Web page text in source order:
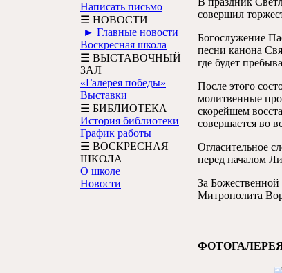
Написать письмо
☰ НОВОСТИ
► Главные новости
Воскресная школа
☰ ВЫСТАВОЧНЫЙ
ЗАЛ
«Галерея победы»
Выставки
☰ БИБЛИОТЕКА
История библиотеки
График работы
☰ ВОСКРЕСНАЯ
ШКОЛА
О школе
Новости
совершил
Богослужение
песни канона
где будет
После этого
молитвенные
скорейшем
совершается во
Огласительное
перед началом
За
Митрополита